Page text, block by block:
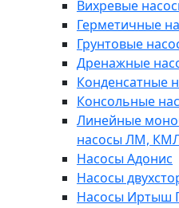
Вихревые
Герметичные
Грунтовые
Дренажные
Конденсатные
Консольные
Линейные
насосы ЛМ,
Насосы Адонис
Насосы
Насосы Иртыш